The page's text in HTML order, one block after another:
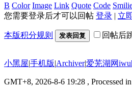
B Color Image Link Quote Code
您需要登录后才可以回帖 登录 | 立
本版积分规则 发表回复 回帖后
小黑屋|手机版|Archiver|爱芜湖网
GMT+8, 2026-8-6 19:28 , Processed